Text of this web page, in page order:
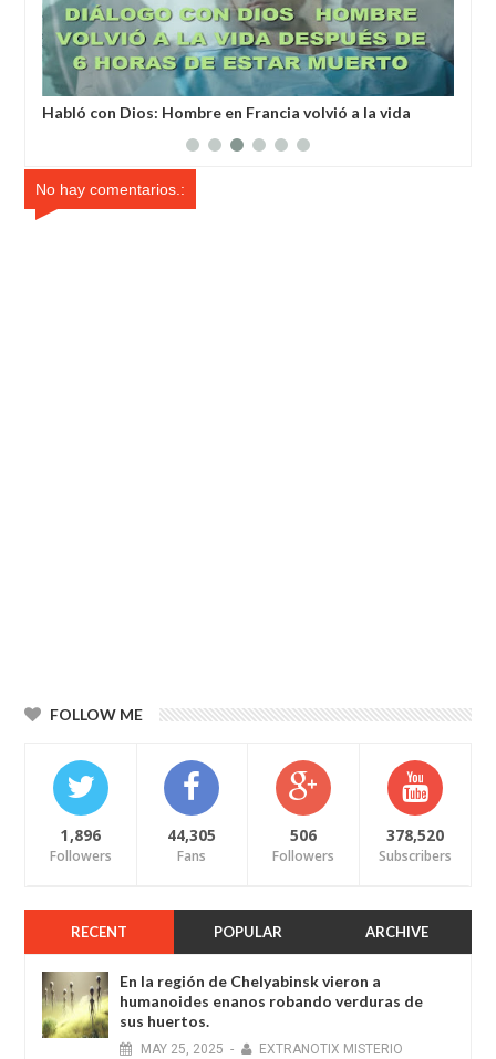
Habló con Dios: Hombre en Francia volvió a la vida
No hay comentarios.:
FOLLOW ME
1,896
Followers
44,305
Fans
506
Followers
378,520
Subscribers
RECENT POPULAR ARCHIVE
En la región de Chelyabinsk vieron a
humanoides enanos robando verduras de
sus huertos.
MAY 25, 2025 - EXTRANOTIX MISTERIO